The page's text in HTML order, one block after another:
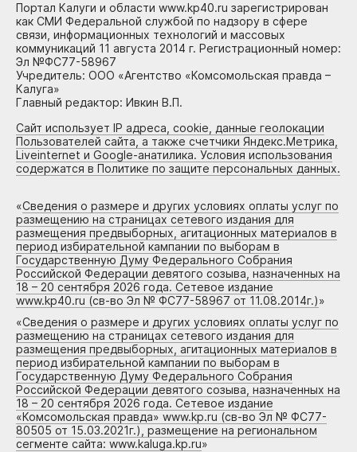
Портал Калуги и области www.kp40.ru зарегистрирован
как СМИ Федеральной службой по надзору в сфере
связи, информационных технологий и массовых
коммуникаций 11 августа 2014 г. Регистрационный номер:
Эл №ФС77-58967
Учредитель: ООО «Агентство «Комсомольская правда –
Калуга»
Главный редактор: Ивкин В.П.
Сайт использует IP адреса, cookie, данные геолокации
Пользователей сайта, а также счетчики Яндекс.Метрика,
Liveinternet и Google-анатилика. Условия использования
содержатся в Политике по защите персональных данных.
«Сведения о размере и других условиях оплаты услуг по
размещению на страницах сетевого издания для
размещения предвыборных, агитационных материалов в
период избирательной кампании по выборам в
Государственную Думу Федерального Собрания
Российской Федерации девятого созыва, назначенных на
18 – 20 сентября 2026 года. Сетевое издание
www.kp40.ru (св-во Эл № ФС77-58967 от 11.08.2014г.)»
«Сведения о размере и других условиях оплаты услуг по
размещению на страницах сетевого издания для
размещения предвыборных, агитационных материалов в
период избирательной кампании по выборам в
Государственную Думу Федерального Собрания
Российской Федерации девятого созыва, назначенных на
18 – 20 сентября 2026 года. Сетевое издание
«Комсомольская правда» www.kp.ru (св-во Эл № ФС77-
80505 от 15.03.2021г.), размещение на региональном
сегменте сайта: www.kaluga.kp.ru»